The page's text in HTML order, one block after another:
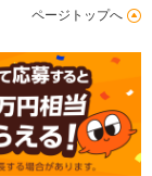
ページトップへ